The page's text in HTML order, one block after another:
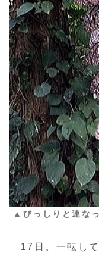
▲びっしりと連な
17日。一転して